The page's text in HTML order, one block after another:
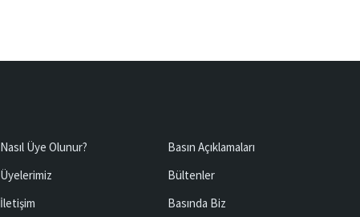
Nasıl Üye Olunur?
Üyelerimiz
İletişim
Basın Açıklamaları
Bültenler
Basında Biz